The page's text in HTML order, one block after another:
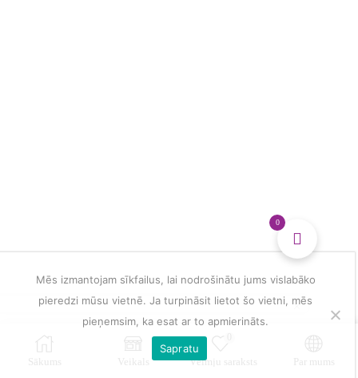
Sākums Veikals Vēlmju saraksts Par mums
0
Mēs izmantojam sīkfailus, lai nodrošinātu jums vislabāko
pieredzi mūsu vietnē. Ja turpināsit lietot šo vietni, mēs
pieņemsim, ka esat ar to apmierināts.
Sapratu